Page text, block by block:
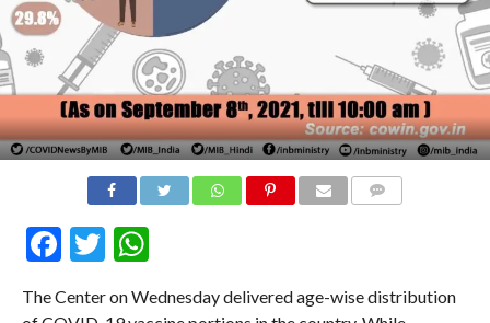
Facebook
Twitter
WhatsApp
The Center on Wednesday delivered age-wise distribution